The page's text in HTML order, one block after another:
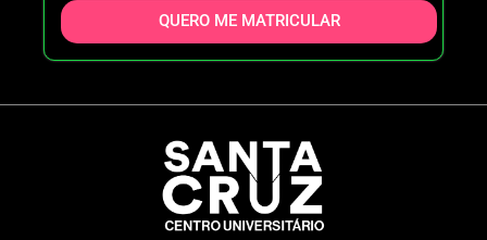
QUERO ME MATRICULAR